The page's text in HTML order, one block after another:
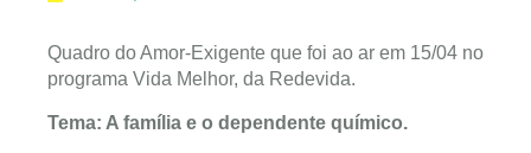
Quadro do Amor-Exigente que foi ao ar em 15/04 no
programa Vida Melhor, da Redevida.
Tema: A família e o dependente químico.